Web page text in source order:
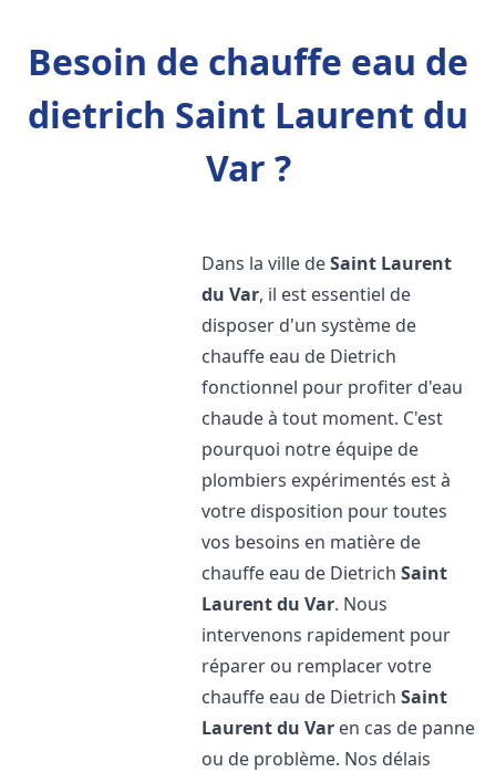
Besoin de chauffe eau de
dietrich Saint Laurent du
Var ?
Dans la ville deSaint Laurent
du Var, il est essentiel de
disposer d'un système de
chauffe eau de Dietrich
fonctionnel pour profiter d'eau
chaude à tout moment. C'est
pourquoi notre équipe de
plombiers expérimentés est à
votre disposition pour toutes
vos besoins en matière de
chauffe eau de DietrichSaint
Laurent du Var. Nous
intervenons rapidement pour
réparer ou remplacer votre
chauffe eau de DietrichSaint
Laurent du Var en cas de panne
ou de problème. Nos délais